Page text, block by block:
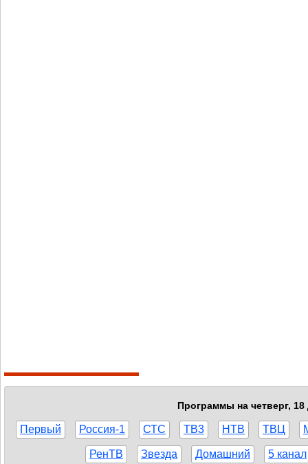
Программы на четверг, 18
Первый Россия-1 СТС ТВ3 НТВ ТВЦ
РенТВ Звезда Домашний 5 канал